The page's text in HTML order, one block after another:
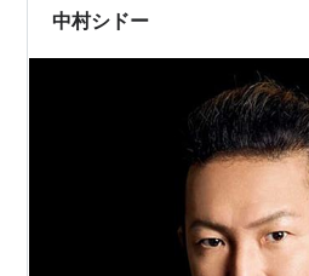
とが多いので、HP0の仲間が勝手
中村シドー